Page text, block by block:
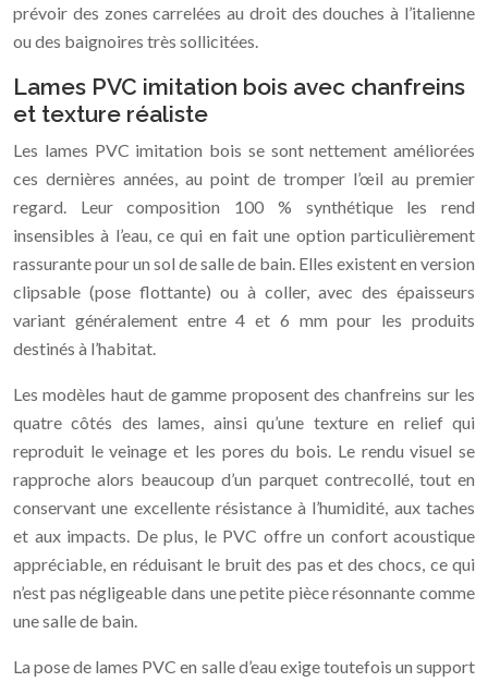
prévoir des zones carrelées au droit des douches à l’italienne
ou des baignoires très sollicitées.
Lames PVC imitation bois avec chanfreins
et texture réaliste
Les lames PVC imitation bois se sont nettement améliorées
ces dernières années, au point de tromper l’œil au premier
regard. Leur composition 100 % synthétique les rend
insensibles à l’eau, ce qui en fait une option particulièrement
rassurante pour un sol de salle de bain. Elles existent en version
clipsable (pose flottante) ou à coller, avec des épaisseurs
variant généralement entre 4 et 6 mm pour les produits
destinés à l’habitat.
Les modèles haut de gamme proposent des chanfreins sur les
quatre côtés des lames, ainsi qu’une texture en relief qui
reproduit le veinage et les pores du bois. Le rendu visuel se
rapproche alors beaucoup d’un parquet contrecollé, tout en
conservant une excellente résistance à l’humidité, aux taches
et aux impacts. De plus, le PVC offre un confort acoustique
appréciable, en réduisant le bruit des pas et des chocs, ce qui
n’est pas négligeable dans une petite pièce résonnante comme
une salle de bain.
La pose de lames PVC en salle d’eau exige toutefois un support